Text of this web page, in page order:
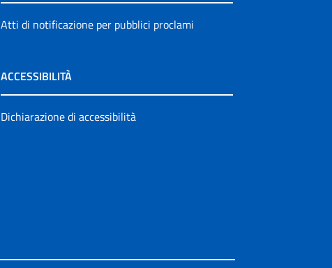
Atti di notificazione per pubblici proclami
ACCESSIBILITÀ
Dichiarazione di accessibilità